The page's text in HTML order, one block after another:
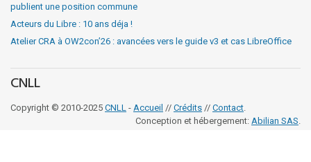
publient une position commune
Acteurs du Libre : 10 ans déja !
Atelier CRA à OW2con’26 : avancées vers le guide v3 et cas LibreOffice
CNLL
Copyright © 2010-2025 CNLL - Accueil // Crédits // Contact
Conception et hébergement: Abilian SAS